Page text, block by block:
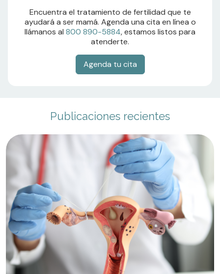
Encuentra el tratamiento de fertilidad que te
ayudará a ser mamá. Agenda una cita en línea o
llámanos al 800 890-5884, estamos listos para
atenderte.
Agenda tu cita
Publicaciones recientes